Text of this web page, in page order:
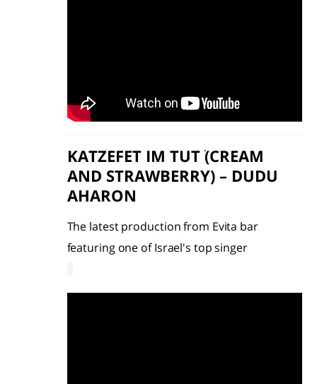
KATZEFET IM TUTׂ (CREAM
AND STRAWBERRY) – DUDU
AHARON
The latest production from Evita bar
featuring one of Israel's top singer